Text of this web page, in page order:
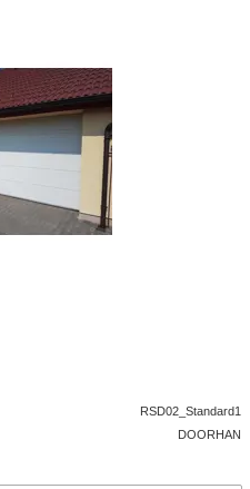
RSD02_Standard1
DOORHAN